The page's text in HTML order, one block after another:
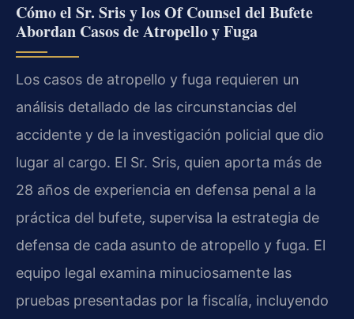
Cómo el Sr. Sris y los Of Counsel del Bufete
Abordan Casos de Atropello y Fuga
Los casos de atropello y fuga requieren un
análisis detallado de las circunstancias del
accidente y de la investigación policial que dio
lugar al cargo. El Sr. Sris, quien aporta más de
28 años de experiencia en defensa penal a la
práctica del bufete, supervisa la estrategia de
defensa de cada asunto de atropello y fuga. El
equipo legal examina minuciosamente las
pruebas presentadas por la fiscalía, incluyendo